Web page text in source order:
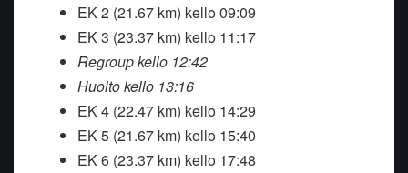
EK 2 (21.67 km) kello 09:09
EK 3 (23.37 km) kello 11:17
Regroup kello 12:42
Huolto kello 13:16
EK 4 (22.47 km) kello 14:29
EK 5 (21.67 km) kello 15:40
EK 6 (23.37 km) kello 17:48